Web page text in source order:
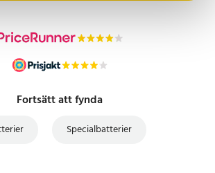
Fortsätt att fynda
Specialbatterier